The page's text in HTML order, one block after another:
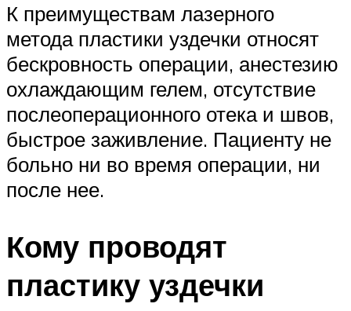
К преимуществам лазерного
метода пластики уздечки относят
бескровность операции, анестезию
охлаждающим гелем, отсутствие
послеоперационного отека и швов,
быстрое заживление. Пациенту не
больно ни во время операции, ни
после нее.
Кому проводят
пластику уздечки